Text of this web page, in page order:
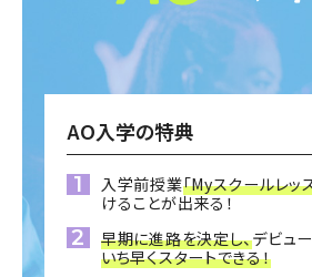
AO入学の特典
入学前授業「Myスクールレッ
けることが出来る！
早期に進路を決定し、デビュ
いち早くスタートできる！